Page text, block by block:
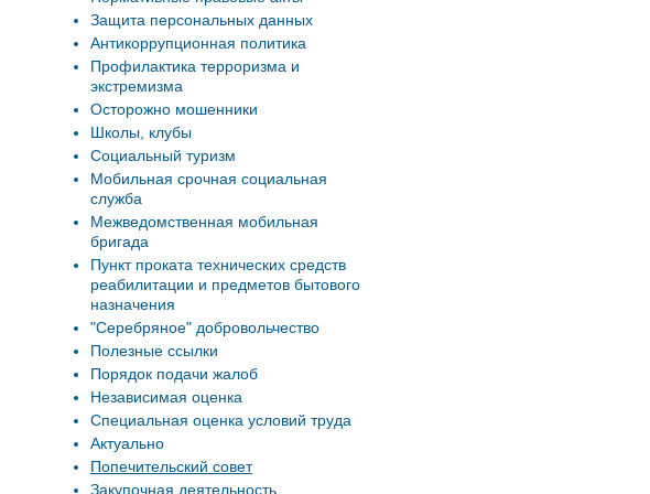
Защита персональных данных
Антикоррупционная политика
Профилактика терроризма и
экстремизма
Осторожно мошенники
Школы, клубы
Социальный туризм
Мобильная срочная социальная
служба
Межведомственная мобильная
бригада
Пункт проката технических средств
реабилитации и предметов бытового
назначения
"Серебряное" добровольчество
Полезные ссылки
Порядок подачи жалоб
Независимая оценка
Специальная оценка условий труда
Актуально
Попечительский совет
Закупочная деятельность